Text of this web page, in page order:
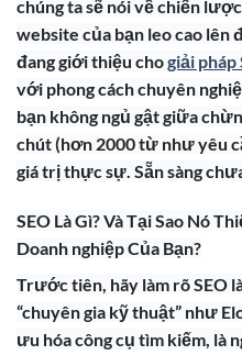
chúng ta sẽ nói về chiến lược
website của bạn leo cao lên
đang giới thiệu chogiải pháp
với phong cách chuyên
bạn không ngủ gật giữa
chút (hơn 2000 từ như yêu
giá trị thực sự. Sẵn sàng
SEO Là Gì? Và Tại Sao Nó
Doanh nghiệp Của Bạn?
Trước tiên, hãy làm rõ SEO
“chuyên gia kỹ thuật” như
ưu hóa công cụ tìm kiếm, là